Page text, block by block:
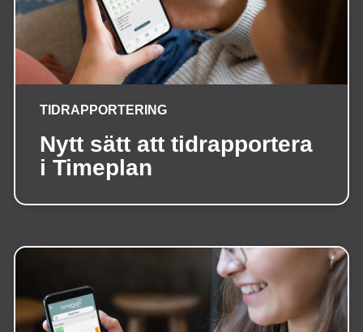
TIDRAPPORTERING
Nytt sätt att tidrapportera
i Timeplan